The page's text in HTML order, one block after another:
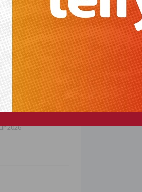
SUBVENCIÓN
de la
2026
El Gordo
Euromillones
Loteria
Once
PUBLICIDAD